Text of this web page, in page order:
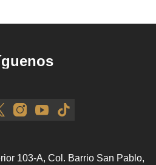
103-A, Col. Barrio San Pablo,